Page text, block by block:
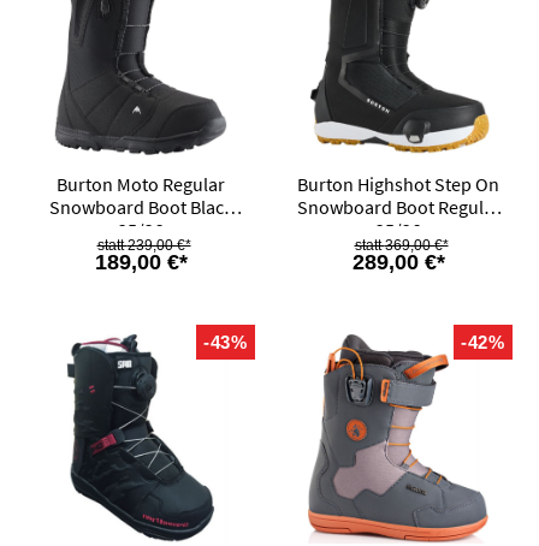
Burton Moto Regular
Snowboard Boot Black
25/26
189,00 €*
239,00 €*
Burton Highshot Step On
Snowboard Boot Regular
25/26
289,00 €*
369,00 €*
-43% -42%